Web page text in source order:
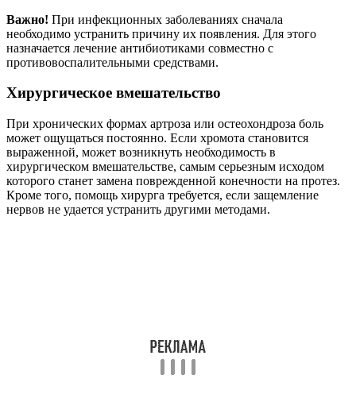
Важно! При инфекционных заболеваниях сначала
необходимо устранить причину их появления. Для этого
назначается лечение антибиотиками совместно с
противовоспалительными средствами.
Хирургическое вмешательство
При хронических формах артроза или остеохондроза боль
может ощущаться постоянно. Если хромота становится
выраженной, может возникнуть необходимость в
хирургическом вмешательстве, самым серьезным исходом
которого станет замена поврежденной конечности на протез.
Кроме того, помощь хирурга требуется, если защемление
нервов не удается устранить другими методами.